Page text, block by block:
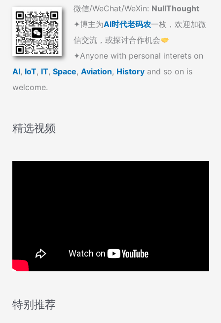
微信/WeChat/WeXin: NullThought
✦博主为AI时代老码农一枚，欢迎加微
信交流，或探讨合作机会
✦Anyone with personal interets on
AI, IoT, IT, Space, Aviation, History and so on is
welcome.
精选视频
特别推荐